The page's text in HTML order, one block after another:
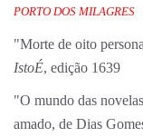
PORTO DOS MILAGRES
"Morte de oito
IstoÉ, edição 1639
"O mundo das
amado, de Dias